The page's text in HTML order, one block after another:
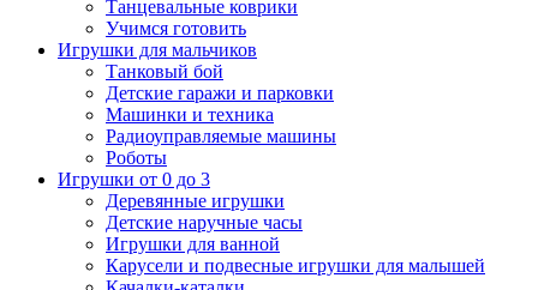
Танцевальные коврики
Учимся готовить
Игрушки для мальчиков
Танковый бой
Детские гаражи и парковки
Машинки и техника
Радиоуправляемые машины
Роботы
Игрушки от 0 до 3
Деревянные игрушки
Детские наручные часы
Игрушки для ванной
Карусели и подвесные игрушки для малышей